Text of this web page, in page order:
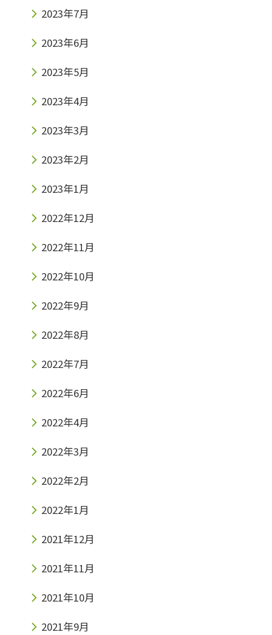
2023年7月
2023年6月
2023年5月
2023年4月
2023年3月
2023年2月
2023年1月
2022年12月
2022年11月
2022年10月
2022年9月
2022年8月
2022年7月
2022年6月
2022年4月
2022年3月
2022年2月
2022年1月
2021年12月
2021年11月
2021年10月
2021年9月